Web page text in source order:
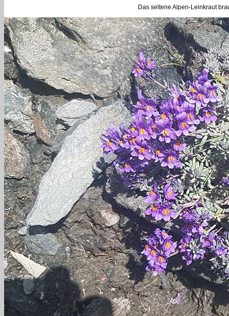
Das seltene Alpen-Leinkraut